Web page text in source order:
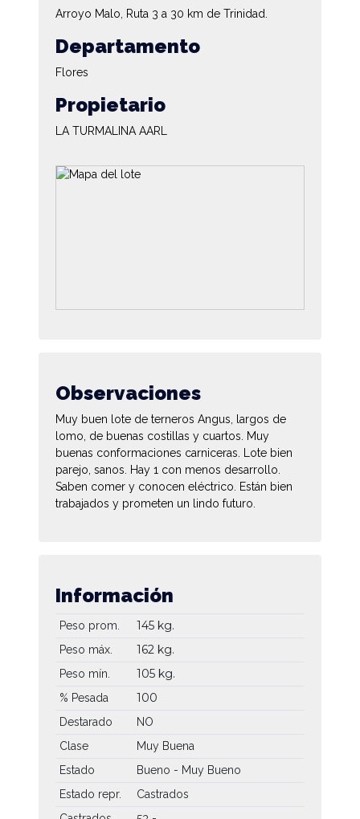
Arroyo Malo, Ruta 3 a 30 km de Trinidad.
Departamento
Flores
Propietario
LA TURMALINA AARL
Observaciones
Muy buen lote de terneros Angus, largos de
lomo, de buenas costillas y cuartos. Muy
buenas conformaciones carniceras. Lote bien
parejo, sanos. Hay 1 con menos desarrollo.
Saben comer y conocen eléctrico. Están bien
trabajados y prometen un lindo futuro.
Información
Peso prom. 145 kg.
Peso máx. 162 kg.
Peso mín. 105 kg.
% Pesada 100
Destarado
NO
Clase
Muy Buena
Estado
Bueno - Muy Bueno
Estado repr.
Castrados